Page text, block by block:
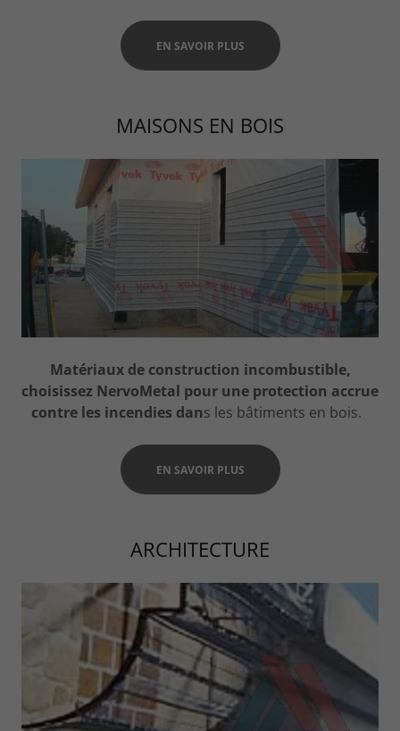
EN SAVOIR PLUS
MAISONS EN BOIS
Matériaux de construction incombustible,
choisissez NervoMetal pour une protection accrue
contre les incendies dans les bâtiments en bois.
EN SAVOIR PLUS
ARCHITECTURE